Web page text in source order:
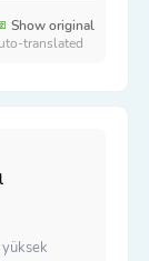
Show original
translated